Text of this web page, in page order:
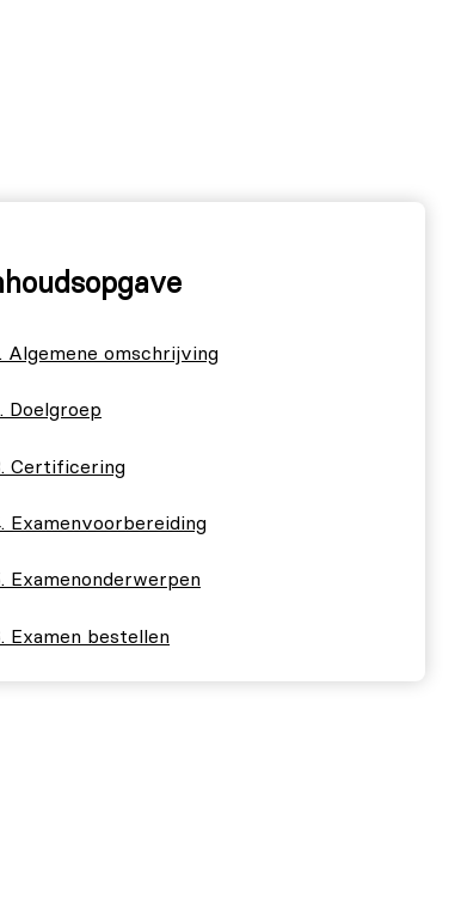
Algemene omschrijving
Doelgroep
Certificering
Examenvoorbereiding
Examenonderwerpen
Examen bestellen